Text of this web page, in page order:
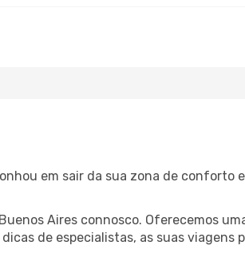
em sair da sua zona de conforto
Aires connosco. Oferecemos
de especialistas, as suas viagens